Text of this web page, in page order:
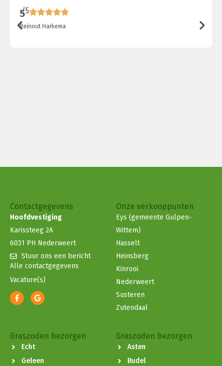
5/5
Reinout Harkema
Contactgegevens
Hoofdvestiging
Karissteeg 2A
6031 PH Nederweert
Stuur ons een bericht
Alle contactgegevens
Vacature(s)
Onze verkooppunten
Eys (gemeente Gulpen-
Wittem)
Hasselt
Heinsberg
Kinrooi
Nederweert
Susteren
Zutendaal
Graszoden bezorgen
Echt
Geleen
Graszoden bezorgen
Asten
Budel